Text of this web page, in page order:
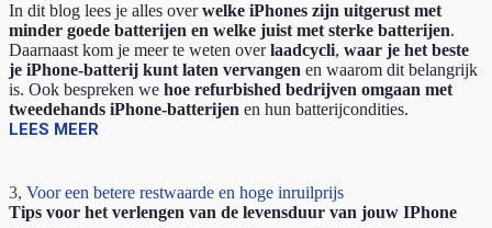
In dit blog lees je alles overwelke iPhones zijn uitgerust met
minder goede batterijen en welke juist met sterke batterijen.
Daarnaast kom je meer te weten overlaadcycli, waar je het beste
je iPhone-batterij kunt laten vervangen en waarom dit belangrijk
is. Ook bespreken we hoe refurbished bedrijven omgaan met
tweedehands iPhone-batterijen en hun batterijcondities.
LEES MEER
3, Voor een betere restwaarde en hoge inruilprijs
Tips voor het verlengen van de levensduur van jouw IPhone